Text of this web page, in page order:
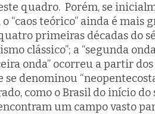
quadro. Porém, se
“caos teórico” ainda é mais
primeiras décadas do
clássico”; a “segunda
onda” ocorreu a partir
denominou
como o Brasil do início do
um campo vasto